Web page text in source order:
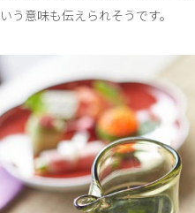
いう意味も伝えられそうです。